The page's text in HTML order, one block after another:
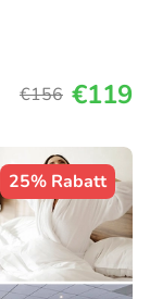
€156 €119
25% Rabatt